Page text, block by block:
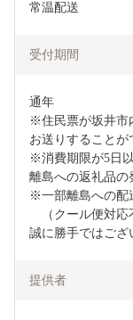
常温配送
受付期間
通年
※住民票が坂井市
お送りすることが
※消費期限が5日
離島への返礼品の
※一部離島への配
（クール便対応
誠に勝手ではござ
提供者